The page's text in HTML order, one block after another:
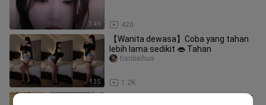
3:49 420
1:35
【Wanita dewasa】Coba yang tahan
lebih lama sedikit 👄 Tahan
1.2K
tianbaihua
Buka itu ko depan teman sekelas wey